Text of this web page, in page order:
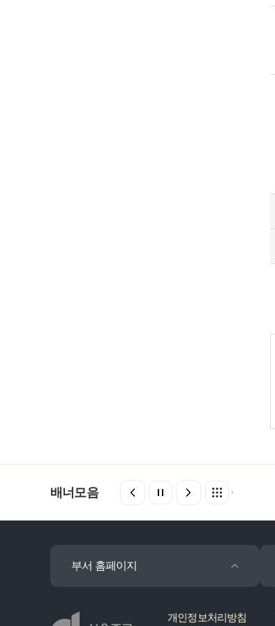
배너모음
부서 홈페이지
개인정보처리방침